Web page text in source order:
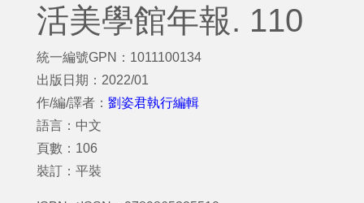
活美學館年報. 110
統一編號GPN：1011100134
出版日期：2022/01
作/編/譯者： 劉姿君執行編輯
語言：中文
頁數：106
裝訂：平裝